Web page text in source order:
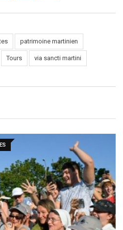
patrimoine martinien
Tours via sancti martini